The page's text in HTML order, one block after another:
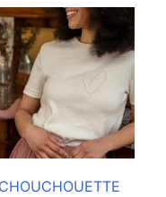
CHOUCHOUETTE